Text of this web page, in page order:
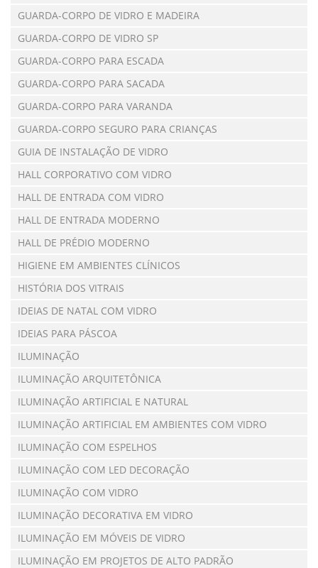
GUARDA-CORPO DE VIDRO E MADEIRA
GUARDA-CORPO DE VIDRO SP
GUARDA-CORPO PARA ESCADA
GUARDA-CORPO PARA SACADA
GUARDA-CORPO PARA VARANDA
GUARDA-CORPO SEGURO PARA CRIANÇAS
GUIA DE INSTALAÇÃO DE VIDRO
HALL CORPORATIVO COM VIDRO
HALL DE ENTRADA COM VIDRO
HALL DE ENTRADA MODERNO
HALL DE PRÉDIO MODERNO
HIGIENE EM AMBIENTES CLÍNICOS
HISTÓRIA DOS VITRAIS
IDEIAS DE NATAL COM VIDRO
IDEIAS PARA PÁSCOA
ILUMINAÇÃO
ILUMINAÇÃO ARQUITETÔNICA
ILUMINAÇÃO ARTIFICIAL E NATURAL
ILUMINAÇÃO ARTIFICIAL EM AMBIENTES COM VIDRO
ILUMINAÇÃO COM ESPELHOS
ILUMINAÇÃO COM LED DECORAÇÃO
ILUMINAÇÃO COM VIDRO
ILUMINAÇÃO DECORATIVA EM VIDRO
ILUMINAÇÃO EM MÓVEIS DE VIDRO
ILUMINAÇÃO EM PROJETOS DE ALTO PADRÃO